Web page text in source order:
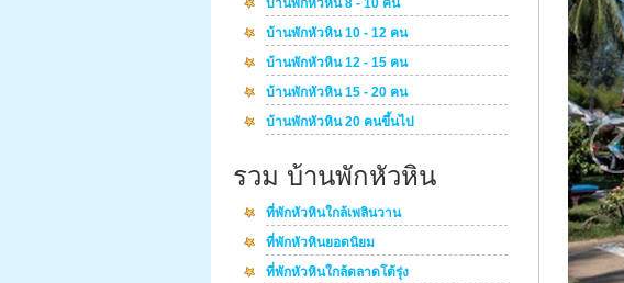
บ้านพักหัวหิน 8 - 10 คน
บ้านพักหัวหิน 10 - 12 คน
บ้านพักหัวหิน 12 - 15 คน
บ้านพักหัวหิน 15 - 20 คน
บ้านพักหัวหิน 20 คนขึ้นไป
รวม บ้านพักหัวหิน
ที่พักหัวหินใกล้เพลินวาน
ที่พักหัวหินยอดนิยม
ที่พักหัวหินใกล้ตลาดโต้รุ่ง